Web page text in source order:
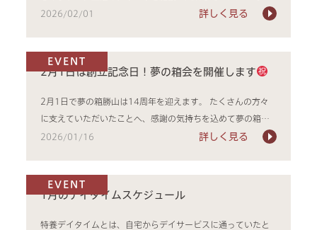
らも続けてい...
2026/02/01 詳しく見る
EVENT
2月1日は創立記念日！夢の箱会を開催します
2月1日で夢の箱勝山は14周年を迎えます。 たくさんの方々
に支えていただいたことへ、感謝の気持ちを込めて夢の箱会
を開催します...
2026/01/16 詳しく見る
EVENT
1月のデイタイムスケジュール
特養デイタイムとは、自宅からデイサービスに通っていたと